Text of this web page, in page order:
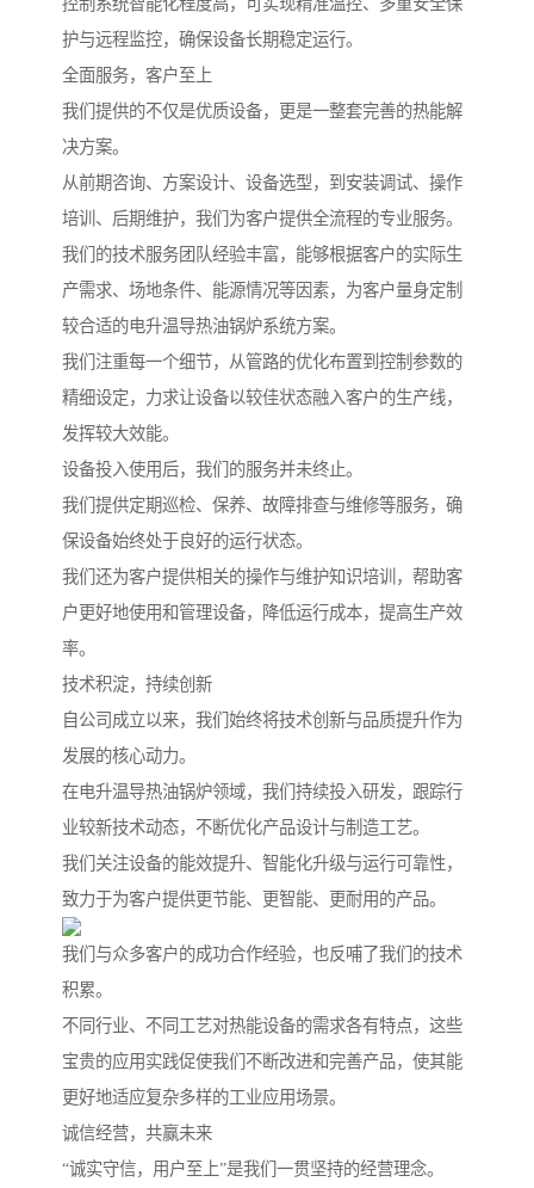
控制系统智能化程度高，可实现精准温控、多重安全保
护与远程监控，确保设备长期稳定运行。
全面服务，客户至上
我们提供的不仅是优质设备，更是一整套完善的热能解
决方案。
从前期咨询、方案设计、设备选型，到安装调试、操作
培训、后期维护，我们为客户提供全流程的专业服务。
我们的技术服务团队经验丰富，能够根据客户的实际生
产需求、场地条件、能源情况等因素，为客户量身定制
较合适的电升温导热油锅炉系统方案。
我们注重每一个细节，从管路的优化布置到控制参数的
精细设定，力求让设备以较佳状态融入客户的生产线，
发挥较大效能。
设备投入使用后，我们的服务并未终止。
我们提供定期巡检、保养、故障排查与维修等服务，确
保设备始终处于良好的运行状态。
我们还为客户提供相关的操作与维护知识培训，帮助客
户更好地使用和管理设备，降低运行成本，提高生产效
率。
技术积淀，持续创新
自公司成立以来，我们始终将技术创新与品质提升作为
发展的核心动力。
在电升温导热油锅炉领域，我们持续投入研发，跟踪行
业较新技术动态，不断优化产品设计与制造工艺。
我们关注设备的能效提升、智能化升级与运行可靠性，
致力于为客户提供更节能、更智能、更耐用的产品。
我们与众多客户的成功合作经验，也反哺了我们的技术
积累。
不同行业、不同工艺对热能设备的需求各有特点，这些
宝贵的应用实践促使我们不断改进和完善产品，使其能
更好地适应复杂多样的工业应用场景。
诚信经营，共赢未来
“诚实守信，用户至上”是我们一贯坚持的经营理念。